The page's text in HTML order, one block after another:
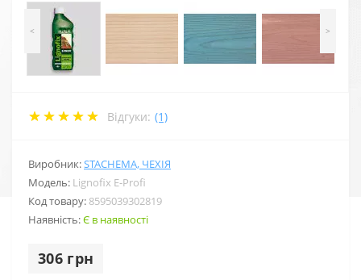
< >
Відгуки: (1)
Виробник:STACHEMA, ЧЕХІЯ
Модель: Lignofix E-Profi
Код товару: 8595039302819
Наявність:Є в наявності
306 грн